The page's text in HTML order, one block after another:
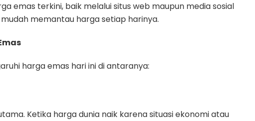
emas terkini, baik melalui situs web maupun media sosial
memantau harga setiap harinya.
harga emas hari ini di antaranya:
Ketika harga dunia naik karena situasi ekonomi atau